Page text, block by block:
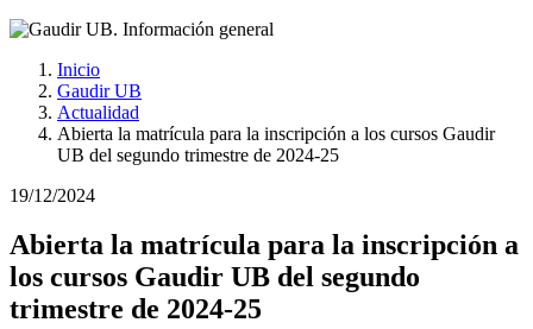
Inicio
Gaudir UB
Actualidad
Abierta la matrícula para la inscripción a los cursos Gaudir
UB del segundo trimestre de 2024-25
19/12/2024
Abierta la matrícula para la inscripción a
los cursos Gaudir UB del segundo
trimestre de 2024-25